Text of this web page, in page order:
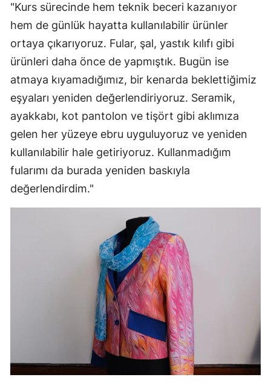
Nevşehir
Niğde
Ordu
Rize
Samsun
Siirt
Sivas
Tokat
Trabzon
Tunceli
Şanlıurfa
Uşak
"Kurs sürecinde hem teknik beceri kazanıyor
hem de günlük hayatta kullanılabilir ürünler
ortaya çıkarıyoruz. Fular, şal, yastık kılıfı gibi
ürünleri daha önce de yapmıştık. Bugün ise
atmaya kıyamadığımız, bir kenarda beklettiğimiz
eşyaları yeniden değerlendiriyoruz. Seramik,
ayakkabı, kot pantolon ve tişört gibi aklımıza
gelen her yüzeye ebru uyguluyoruz ve yeniden
kullanılabilir hale getiriyoruz. Kullanmadığım
fularımı da burada yeniden baskıyla
değerlendirdim."